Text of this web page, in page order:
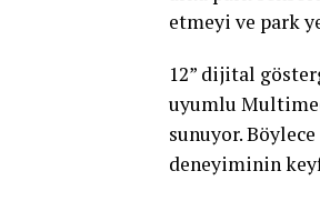
etmeyi ve park
12” dijital
uyumlu
sunuyor.
deneyiminin